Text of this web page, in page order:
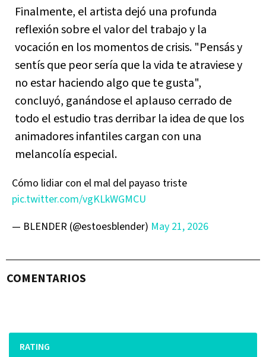
Finalmente, el artista dejó una profunda
reflexión sobre el valor del trabajo y la
vocación en los momentos de crisis. "Pensás y
sentís que peor sería que la vida te atraviese y
no estar haciendo algo que te gusta",
concluyó, ganándose el aplauso cerrado de
todo el estudio tras derribar la idea de que los
animadores infantiles cargan con una
melancolía especial.
Cómo lidiar con el mal del payaso triste
pic.twitter.com/vgKLkWGMCU
— BLENDER (@estoesblender) May 21, 2026
COMENTARIOS
RATING